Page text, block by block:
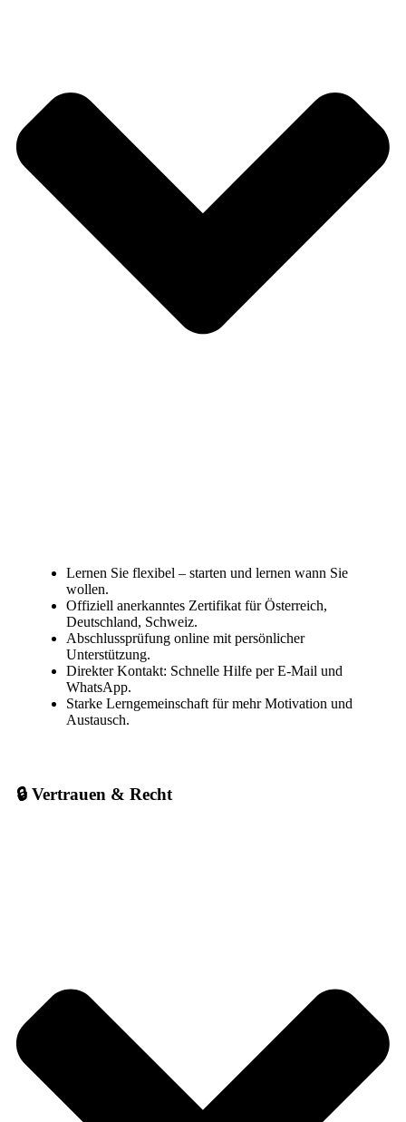
Lernen Sie flexibel – starten und lernen wann Sie
wollen.
Offiziell anerkanntes Zertifikat für Österreich,
Deutschland, Schweiz.
Abschlussprüfung online mit persönlicher
Unterstützung.
Direkter Kontakt: Schnelle Hilfe per E-Mail und
WhatsApp.
Starke Lerngemeinschaft für mehr Motivation und
Austausch.
🔒 Vertrauen & Recht